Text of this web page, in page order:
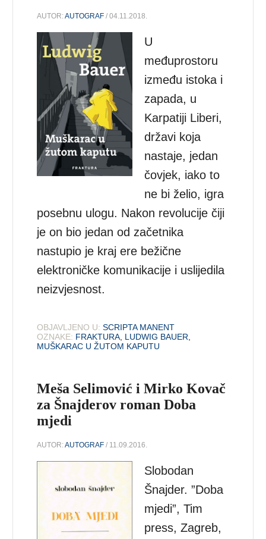
AUTOR:AUTOGRAF / 04.11.2018.
U
međuprostoru
između istoka i
zapada, u
Karpatiji Liberi,
državi koja
nastaje, jedan
čovjek, iako to
ne bi želio, igra
posebnu ulogu. Nakon revolucije čiji
je on bio jedan od začetnika
nastupio je kraj ere bežične
elektroničke komunikacije i uslijedila
neizvjesnost.
OBJAVLJENO U: SCRIPTA MANENT
OZNAKE: FRAKTURA LUDWIG BAUER
MUŠKARAC U ŽUTOM KAPUTU
Meša Selimović i Mirko Kovač
za Šnajderov roman Doba
mjedi
AUTOR:AUTOGRAF / 11.09.2016.
Slobodan
Šnajder. ”Doba
mjedi”, Tim
press, Zagreb,